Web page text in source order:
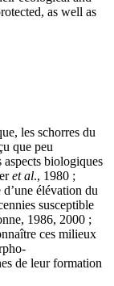
as well as
les schorres du
que peu
aspects biologiques
et al., 1980 ;
élévation du
susceptible
1986, 2000 ;
ces milieux
de leur formation